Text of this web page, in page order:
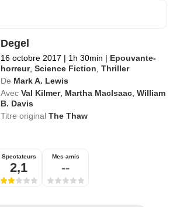
Degel
16 octobre 2017 | 1h 30min | Epouvante-
horreur,Science Fiction,Thriller
De Mark A. Lewis
Avec Val Kilmer, Martha MacIsaac,William
B. Davis
Titre originalThe Thaw
Spectateurs
2,1
Mes amis
--